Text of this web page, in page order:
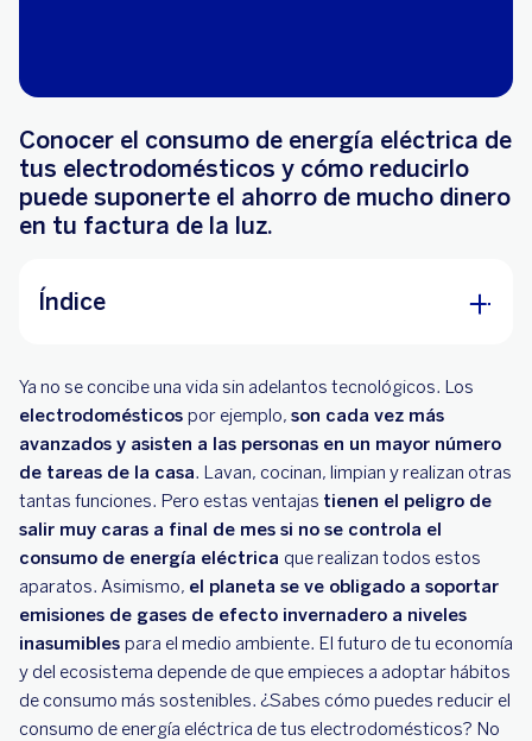
Conocer el consumo de energía eléctrica de
tus electrodomésticos y cómo reducirlo
puede suponerte el ahorro de mucho dinero
en tu factura de la luz.
Índice
consumen más electricidad?
¿Qué información te aporta la etiqueta de
consumo de energía?
¿Cómo puedes ahorrar energía eléctrica
rebajando el consumo de tus
electrodomésticos?
BBVA te facilita la instalación de paneles
solares
Ya no se concibe una vida sin adelantos tecnológicos. Los
electrodomésticos por ejemplo, son cada vez más
avanzados y asisten a las personas en un mayor número
de tareas de la casa. Lavan, cocinan, limpian y realizan otras
tantas funciones. Pero estas ventajas tienen el peligro de
salir muy caras a final de mes si no se controla el
consumo de energía eléctrica que realizan todos estos
aparatos. Asimismo, el planeta se ve obligado a soportar
emisiones de gases de efecto invernadero a niveles
inasumibles para el medio ambiente. El futuro de tu economía
y del ecosistema depende de que empieces a adoptar hábitos
de consumo más sostenibles. ¿Sabes cómo puedes reducir el
consumo de energía eléctrica de tus electrodomésticos? No